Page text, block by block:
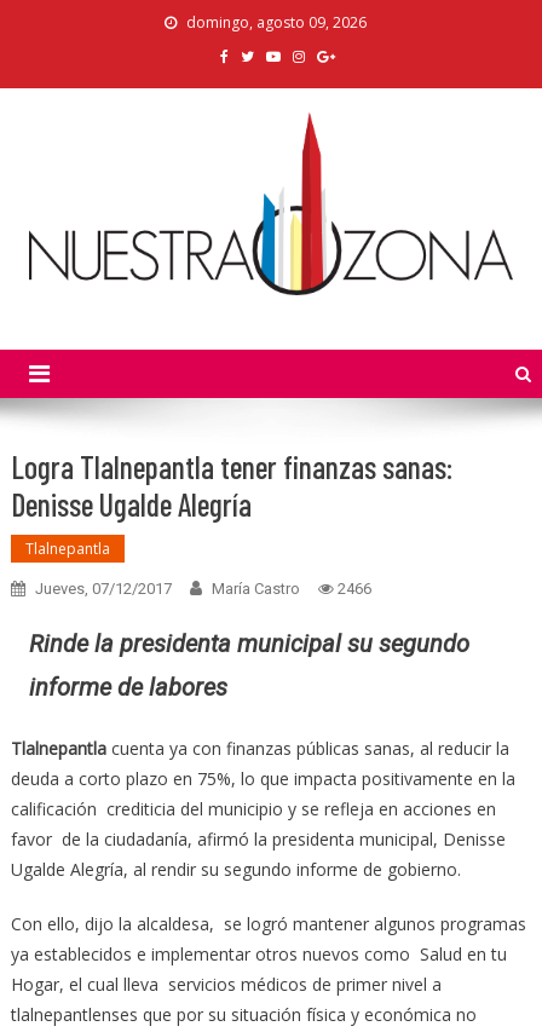
domingo, agosto 09, 2026
Logra Tlalnepantla tener finanzas sanas:
Denisse Ugalde Alegría
Tlalnepantla
Jueves, 07/12/2017 María Castro 2466
Rinde la presidenta municipal su segundo
informe de labores
Tlalnepantlacuenta ya con finanzas públicas sanas, al reducir la
deuda a corto plazo en 75%, lo que impacta positivamente en la
calificación crediticia del municipio y se refleja en acciones en
favor de la ciudadanía, afirmó la presidenta municipal, Denisse
Ugalde Alegría, al rendir su segundo informe de gobierno.
Con ello, dijo la alcaldesa, se logró mantener algunos programas
ya establecidos e implementar otros nuevos como Salud en tu
Hogar, el cual lleva servicios médicos de primer nivel a
tlalnepantlenses que por su situación física y económica no